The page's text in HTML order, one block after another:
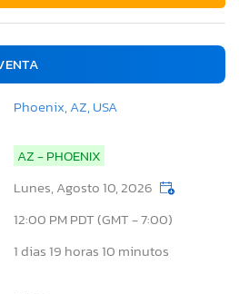
Phoenix, AZ, USA
AZ - PHOENIX
Lunes, Agosto 10, 2026
12:00 PM PDT (GMT - 7:00)
1 dias 19 horas 10 minutos